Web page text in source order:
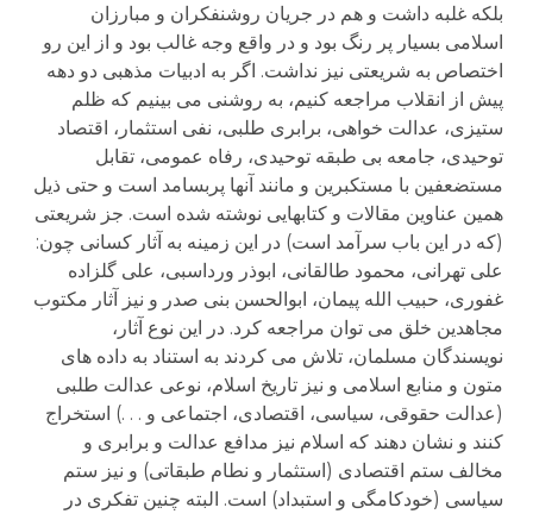
بلکه غلبه داشت و هم در جریان روشنفکران و مبارزان
اسلامی بسیار پر رنگ بود و در واقع وجه غالب بود و از این رو
اختصاص به شریعتی نیز نداشت. اگر به ادبیات مذهبی دو دهه
پیش از انقلاب مراجعه کنیم، به روشنی می بینیم که ظلم
ستیزی، عدالت خواهی، برابری طلبی، نفی استثمار، اقتصاد
توحیدی، جامعه بی طبقه توحیدی، رفاه عمومی، تقابل
مستضعفین با مستکبرین و مانند آنها پربسامد است و حتی ذیل
همین عناوین مقالات و کتابهایی نوشته شده است. جز شریعتی
(که در این باب سرآمد است) در این زمینه به آثار کسانی چون:
علی تهرانی، محمود طالقانی، ابوذر ورداسبی، علی گلزاده
غفوری، حبیب الله پیمان، ابوالحسن بنی صدر و نیز آثار مکتوب
مجاهدین خلق می توان مراجعه کرد. در این نوع آثار،
نویسندگان مسلمان، تلاش می کردند به استناد به داده های
متون و منابع اسلامی و نیز تاریخ اسلام، نوعی عدالت طلبی
(عدالت حقوقی، سیاسی، اقتصادی، اجتماعی و . . .) استخراج
کنند و نشان دهند که اسلام نیز مدافع عدالت و برابری و
مخالف ستم اقتصادی (استثمار و نطام طبقاتی) و نیز ستم
سیاسی (خودکامگی و استبداد) است. البته چنین تفکری در